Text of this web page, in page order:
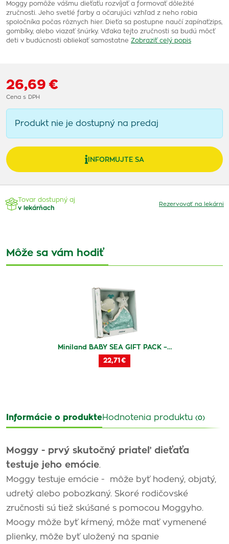
Moggy pomôže vášmu dieťaťu rozvíjať a formovať dôležité
zručnosti. Jeho svetlé farby a očarujúci vzhľad z neho robia
spoločníka počas rôznych hier. Dieťa sa postupne naučí zapínaťzips,
gombíky, alebo viazať šnúrky. Vďaka tejto zručnosti sa budú môcť
deti v budúcnosti obliekať samostatne Zobraziť celý popis
26,69 €
Cena s DPH
Produkt nie je dostupný na predaj
INFORMUJTE SA
Tovar dostupný aj
v lekárňach
Rezervovať na lekárni
Môže sa vám hodiť
Miniland BABY SEA GIFT PACK –…
22,71 €
Informácie o produkteHodnotenia produktu (0)
Moggy - prvý skutočný priateľ dieťaťa
testuje jeho emócie.
Moggy testuje emócie - môže byť hodený, objatý,
udretý alebo pobozkaný. Skoré rodičovské
zručnosti sú tiež skúšané s pomocou Moggyho.
Moogy môže byť kŕmený, môže mať vymenené
plienky, môže byť uložený na spanie